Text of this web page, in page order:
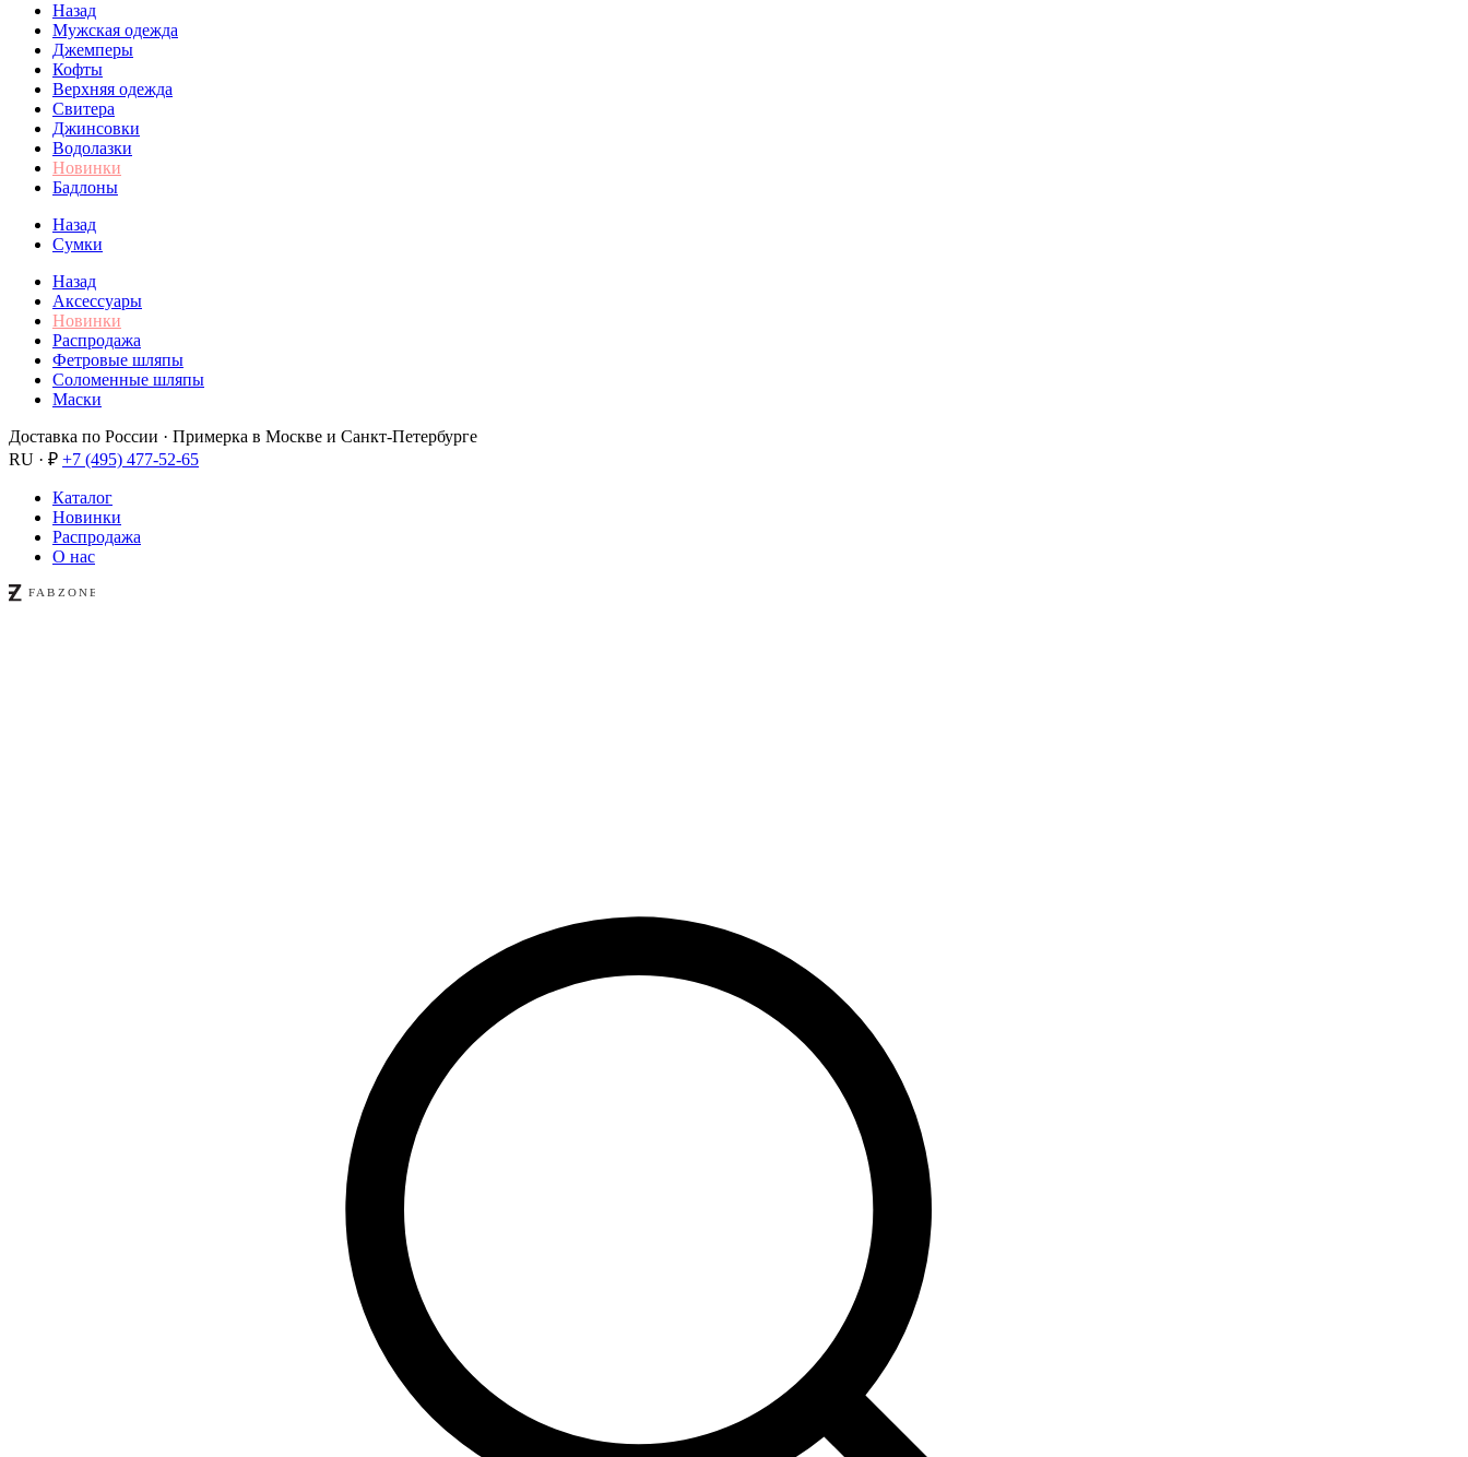
Назад
Мужская одежда
Джемперы
Кофты
Верхняя одежда
Свитера
Джинсовки
Водолазки
Новинки
Бадлоны
Назад
Сумки
Назад
Аксессуары
Новинки
Распродажа
Фетровые шляпы
Соломенные шляпы
Маски
Доставка по России · Примерка в Москве и Санкт-Петербурге
RU · ₽ +7 (495) 477-52-65
Каталог
Новинки
Распродажа
О нас